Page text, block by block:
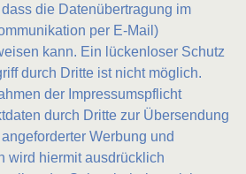
die Datenübertragung im
per E-Mail)
kann. Ein lückenloser Schutz
durch Dritte ist nicht möglich.
der Impressumspflicht
durch Dritte zur Übersendung
Werbung und
wird hiermit ausdrücklich